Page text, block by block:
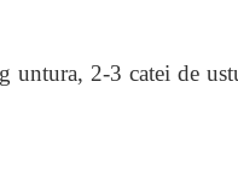
untura, 2-3 catei de